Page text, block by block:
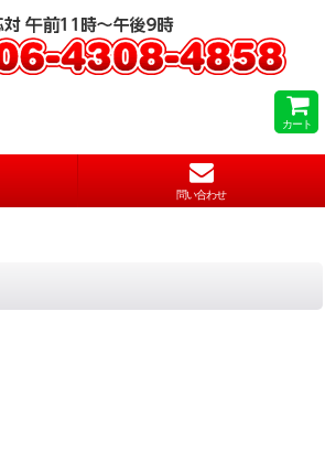
カート
問い合わせ